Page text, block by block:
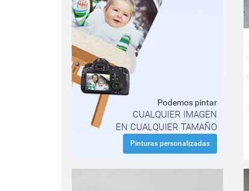
Podemos pintar
CUALQUIER IMAGEN
EN CUALQUIER TAMAÑO
Pinturas personalizadas